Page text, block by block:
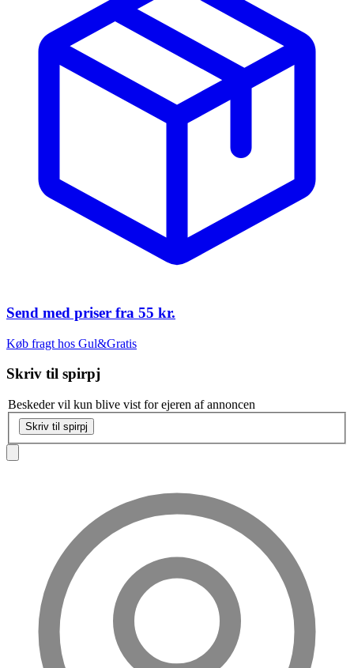
Send med priser fra 55 kr.
Køb fragt hos Gul&Gratis
Skriv til spirpj
Beskeder vil kun blive vist for ejeren af annoncen
Skriv til spirpj